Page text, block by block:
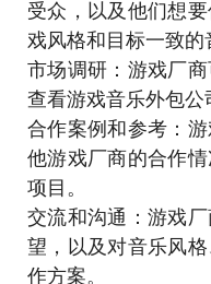
受众，以及他们想
戏风格和目标一致的
市场调研：游戏厂
查看游戏音乐外包公
合作案例和参考：
他游戏厂商的合作
项目。
交流和沟通：游戏
望，以及对音乐风
作方案。